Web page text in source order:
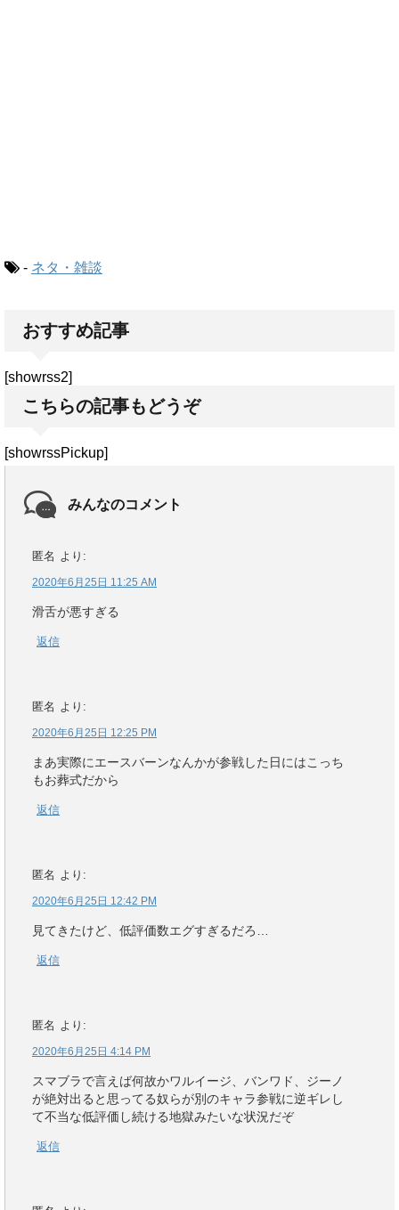
- ネタ・雑談
おすすめ記事
[showrss2]
こちらの記事もどうぞ
[showrssPickup]
みんなのコメント
匿名 より:
2020年6月25日 11:25 AM
滑舌が悪すぎる
返信
匿名 より:
2020年6月25日 12:25 PM
まあ実際にエースバーンなんかが参戦した日にはこっち
もお葬式だから
返信
匿名 より:
2020年6月25日 12:42 PM
見てきたけど、低評価数エグすぎるだろ…
返信
匿名 より:
2020年6月25日 4:14 PM
スマブラで言えば何故かワルイージ、バンワド、ジーノ
が絶対出ると思ってる奴らが別のキャラ参戦に逆ギレし
て不当な低評価し続ける地獄みたいな状況だぞ
返信